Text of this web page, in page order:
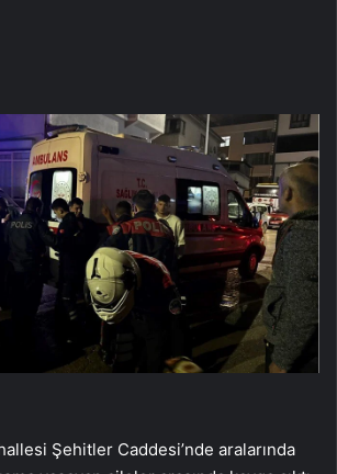
Şehitler Caddesi’nde aralarında